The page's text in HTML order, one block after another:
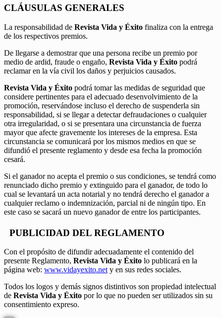
CLÁUSULAS GENERALES
La responsabilidad de Revista Vida y Éxito finaliza con la entrega
de los respectivos premios.
De llegarse a demostrar que una persona recibe un premio por
medio de ardid, fraude o engaño, Revista Vida y Éxito podrá
reclamar en la vía civil los daños y perjuicios causados.
Revista Vida y Éxito podrá tomar las medidas de seguridad que
considere pertinentes para el adecuado desenvolvimiento de la
promoción, reservándose incluso el derecho de suspenderla sin
responsabilidad, si se llegar a detectar defraudaciones o cualquier
otra irregularidad, o si se presentara una circunstancia de fuerza
mayor que afecte gravemente los intereses de la empresa. Esta
circunstancia se comunicará por los mismos medios en que se
difundió el presente reglamento y desde esa fecha la promoción
cesará.
Si el ganador no acepta el premio o sus condiciones, se tendrá como
renunciado dicho premio y extinguido para el ganador, de todo lo
cual se levantará un acta notarial y no tendrá derecho el ganador a
cualquier reclamo o indemnización, parcial ni de ningún tipo. En
este caso se sacará un nuevo ganador de entre los participantes.
PUBLICIDAD DEL REGLAMENTO
Con el propósito de difundir adecuadamente el contenido del
presente Reglamento, Revista Vida y Éxito lo publicará en la
página web: www.vidayexito.net y en sus redes sociales.
Todos los logos y demás signos distintivos son propiedad intelectual
de Revista Vida y Éxito por lo que no pueden ser utilizados sin su
consentimiento expreso.